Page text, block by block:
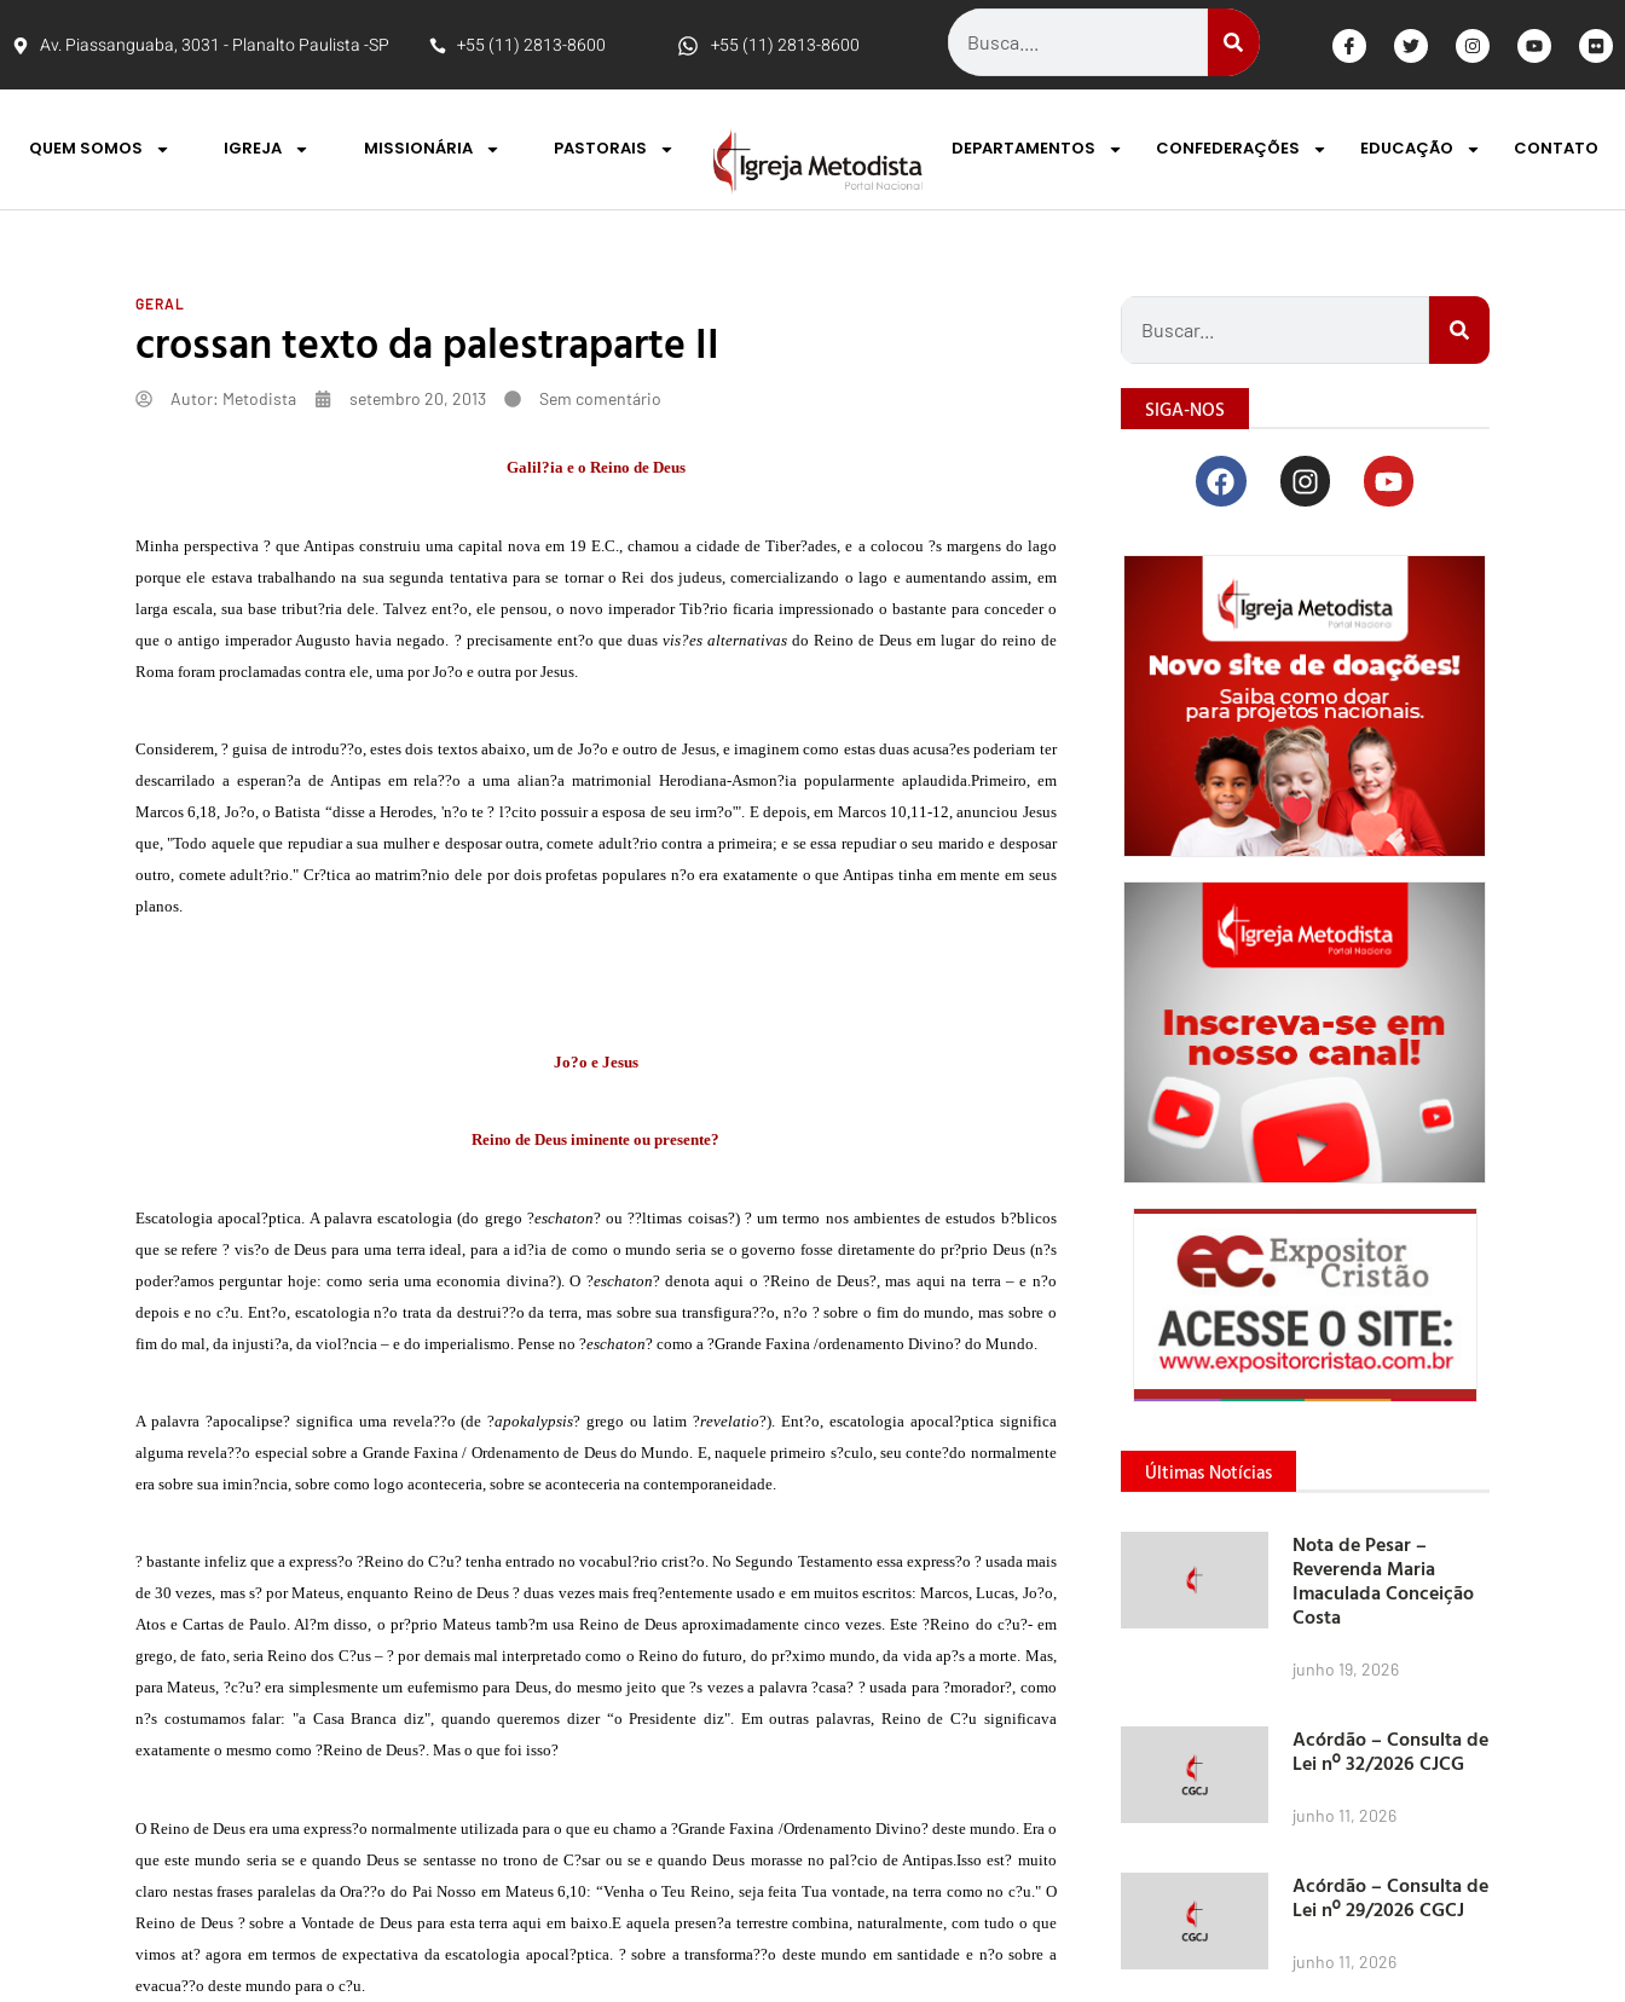
Av. Piassanguaba, 3031 - Planalto Paulista -SP +55 (11) 2813-8600 +55 (11) 2813-8600
QUEM SOMOS IGREJA MISSIONÁRIA PASTORAIS DEPARTAMENTOS CONFEDERAÇÕES EDUCAÇÃO CONTATO
GERAL
crossan texto da palestraparte II
Autor: Metodista setembro 20, 2013 Sem comentário
Galil?ia e o Reino de Deus
Minha perspectiva ? que Antipas construiu uma capital nova em 19 E.C., chamou a cidade de Tiber?ades, e a colocou ?s margens do lago
porque ele estava trabalhando na sua segunda tentativa para se tornar o Rei dos judeus, comercializando o lago e aumentando assim, em
larga escala, sua base tribut?ria dele. Talvez ent?o, ele pensou, o novo imperador Tib?rio ficaria impressionado o bastante para conceder o
que o antigo imperador Augusto havia negado. ? precisamente ent?o que duas vis?es alternativasdo Reino de Deus em lugar do reino de
Roma foram proclamadas contra ele, uma por Jo?o e outra por Jesus.
Considerem, ? guisa de introdu??o, estes dois textos abaixo, um de Jo?o e outro de Jesus, e imaginem como estas duas acusa?es poderiam ter
descarrilado a esperan?a de Antipas em rela??o a uma alian?a matrimonial Herodiana-Asmon?ia popularmente aplaudida.Primeiro, em
Marcos 6,18, Jo?o, o Batista “disse a Herodes, 'n?o te ? l?cito possuir a esposa de seu irm?o'". E depois, em Marcos 10,11-12, anunciou Jesus
que, "Todo aquele que repudiar a sua mulher e desposar outra, comete adult?rio contra a primeira; e se essa repudiar o seu marido e desposar
outro, comete adult?rio." Cr?tica ao matrim?nio dele por dois profetas populares n?o era exatamente o que Antipas tinha em mente em seus
planos.
Jo?o e Jesus
Reino de Deus iminente ou presente?
Escatologia apocal?ptica. A palavra escatologia (do grego ?eschaton? ou ??ltimas coisas?) ? um termo nos ambientes de estudos b?blicos
que se refere ? vis?o de Deus para uma terra ideal, para a id?ia de como o mundo seria se o governo fosse diretamente do pr?prio Deus (n?s
poder?amos perguntar hoje: como seria uma economia divina?). O ?eschaton? denota aqui o ?Reino de Deus?, mas aqui na terra – e n?o
depois e no c?u. Ent?o, escatologia n?o trata da destrui??o da terra, mas sobre sua transfigura??o, n?o ? sobre o fim do mundo, mas sobre o
fim do mal, da injusti?a, da viol?ncia – e do imperialismo. Pense no ?eschaton? como a ?Grande Faxina /ordenamento Divino? do Mundo.
A palavra ?apocalipse? significa uma revela??o (de ?apokalypsis? grego ou latim ?revelatio?). Ent?o, escatologia apocal?ptica significa
alguma revela??o especial sobre a Grande Faxina / Ordenamento de Deus do Mundo. E, naquele primeiro s?culo, seu conte?do normalmente
era sobre sua imin?ncia, sobre como logo aconteceria, sobre se aconteceria na contemporaneidade.
? bastante infeliz que a express?o ?Reino do C?u? tenha entrado no vocabul?rio crist?o. No Segundo Testamento essa express?o ? usada mais
de 30 vezes, mas s? por Mateus, enquanto Reino de Deus ? duas vezes mais freq?entemente usado e em muitos escritos: Marcos, Lucas, Jo?o,
Atos e Cartas de Paulo. Al?m disso, o pr?prio Mateus tamb?m usa Reino de Deus aproximadamente cinco vezes. Este ?Reino do c?u?- em
grego, de fato, seria Reino dos C?us – ? por demais mal interpretado como o Reino do futuro, do pr?ximo mundo, da vida ap?s a morte. Mas,
para Mateus, ?c?u? era simplesmente um eufemismo para Deus, do mesmo jeito que ?s vezes a palavra ?casa? ? usada para ?morador?, como
n?s costumamos falar: "a Casa Branca diz", quando queremos dizer “o Presidente diz". Em outras palavras, Reino de C?u significava
exatamente o mesmo como ?Reino de Deus?. Mas o que foi isso?
O Reino de Deus era uma express?o normalmente utilizada para o que eu chamo a ?Grande Faxina /Ordenamento Divino? deste mundo. Era o
que este mundo seria se e quando Deus se sentasse no trono de C?sar ou se e quando Deus morasse no pal?cio de Antipas.Isso est? muito
claro nestas frases paralelas da Ora??o do Pai Nosso em Mateus 6,10: “Venha o Teu Reino, seja feita Tua vontade, na terra como no c?u." O
Reino de Deus ? sobre a Vontade de Deus para esta terra aqui em baixo.E aquela presen?a terrestre combina, naturalmente, com tudo o que
vimos at? agora em termos de expectativa da escatologia apocal?ptica. ? sobre a transforma??o deste mundo em santidade e n?o sobre a
evacua??o deste mundo para o c?u.
SIGA-NOS
Últimas Notícias
Nota de Pesar –
Reverenda Maria
Imaculada Conceição
Costa
junho 19, 2026
Acórdão – Consulta de
Lei nº 32/2026 CJCG
junho 11, 2026
Acórdão – Consulta de
Lei nº 29/2026 CGCJ
junho 11, 2026